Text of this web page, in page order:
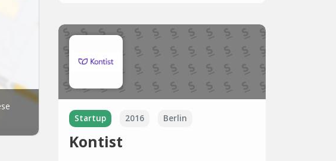
Startup 2016 Berlin
Kontist